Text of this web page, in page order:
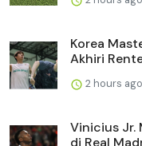
Korea
Akhiri
2 hours ago
Vinicius Jr.